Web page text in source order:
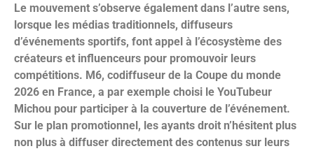
Le mouvement s’observe également dans l’autre sens,
lorsque les médias traditionnels, diffuseurs
d’événements sportifs, font appel à l’écosystème des
créateurs et influenceurs pour promouvoir leurs
compétitions. M6, codiffuseur de la Coupe du monde
2026 en France, a par exemple choisi le YouTubeur
Michou pour participer à la couverture de l’événement.
Sur le plan promotionnel, les ayants droit n’hésitent plus
non plus à diffuser directement des contenus sur leurs